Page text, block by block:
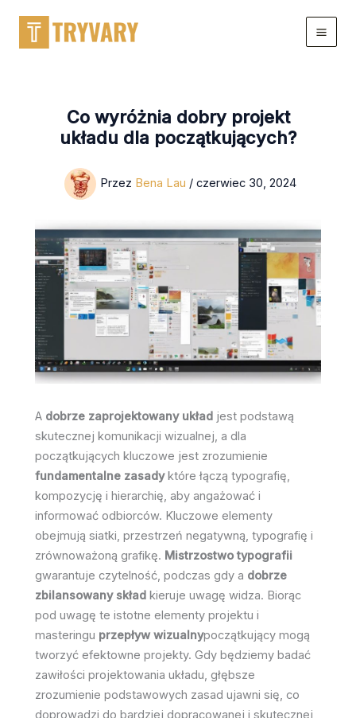
treści
Co wyróżnia dobry projekt
układu dla początkujących?
Przez Bena Lau / czerwiec 30, 2024
A dobrze zaprojektowany układ jest podstawą
skutecznej komunikacji wizualnej, a dla
początkujących kluczowe jest zrozumienie
fundamentalne zasadyktóre łączą typografię,
kompozycję i hierarchię, aby angażować i
informować odbiorców. Kluczowe elementy
obejmują siatki, przestrzeń negatywną, typografię i
zrównoważoną grafikę. Mistrzostwo typografii
gwarantuje czytelność, podczas gdy a dobrze
zbilansowany skład kieruje uwagę widza. Biorąc
pod uwagę te istotne elementy projektu i
masteringu przepływ wizualnypoczątkujący mogą
tworzyć efektowne projekty. Gdy będziemy badać
zawiłości projektowania układu, głębsze
zrozumienie podstawowych zasad ujawni się, co
doprowadzi do bardziej dopracowanej i skutecznej